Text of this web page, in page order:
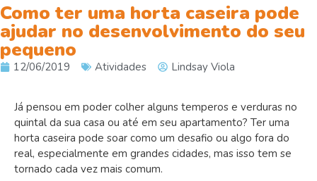
Como ter uma horta caseira pode
ajudar no desenvolvimento do seu
pequeno
12/06/2019 Atividades Lindsay Viola
Já pensou em poder colher alguns temperos e verduras no
quintal da sua casa ou até em seu apartamento? Ter uma
horta caseira pode soar como um desafio ou algo fora do
real, especialmente em grandes cidades, mas isso tem se
tornado cada vez mais comum.